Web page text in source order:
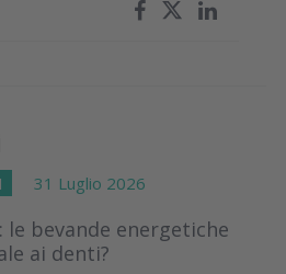
31 Luglio 2026
bevande energetiche
ai denti?